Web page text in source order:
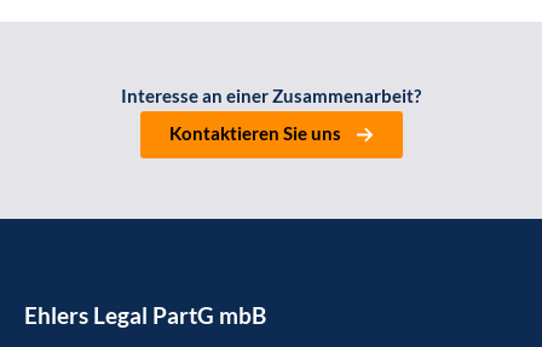
Inter­es­se an einer Zusam­men­ar­beit?
Kon­tak­tie­ren Sie uns
Ehlers Legal PartG mbB